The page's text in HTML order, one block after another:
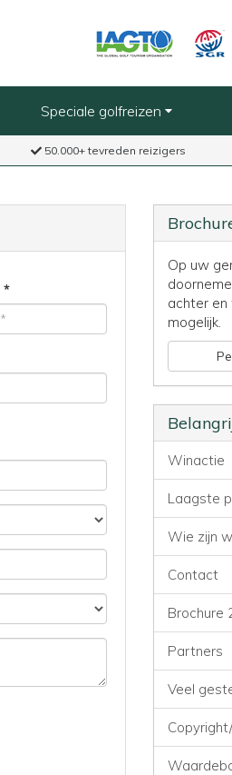
Speciale golfreizen
50.000+ tevreden reizigers
Op uw
achter en
mogelijk.
Winactie
Laagste
Wie zijn
Contact
Brochure
Partners
Veel